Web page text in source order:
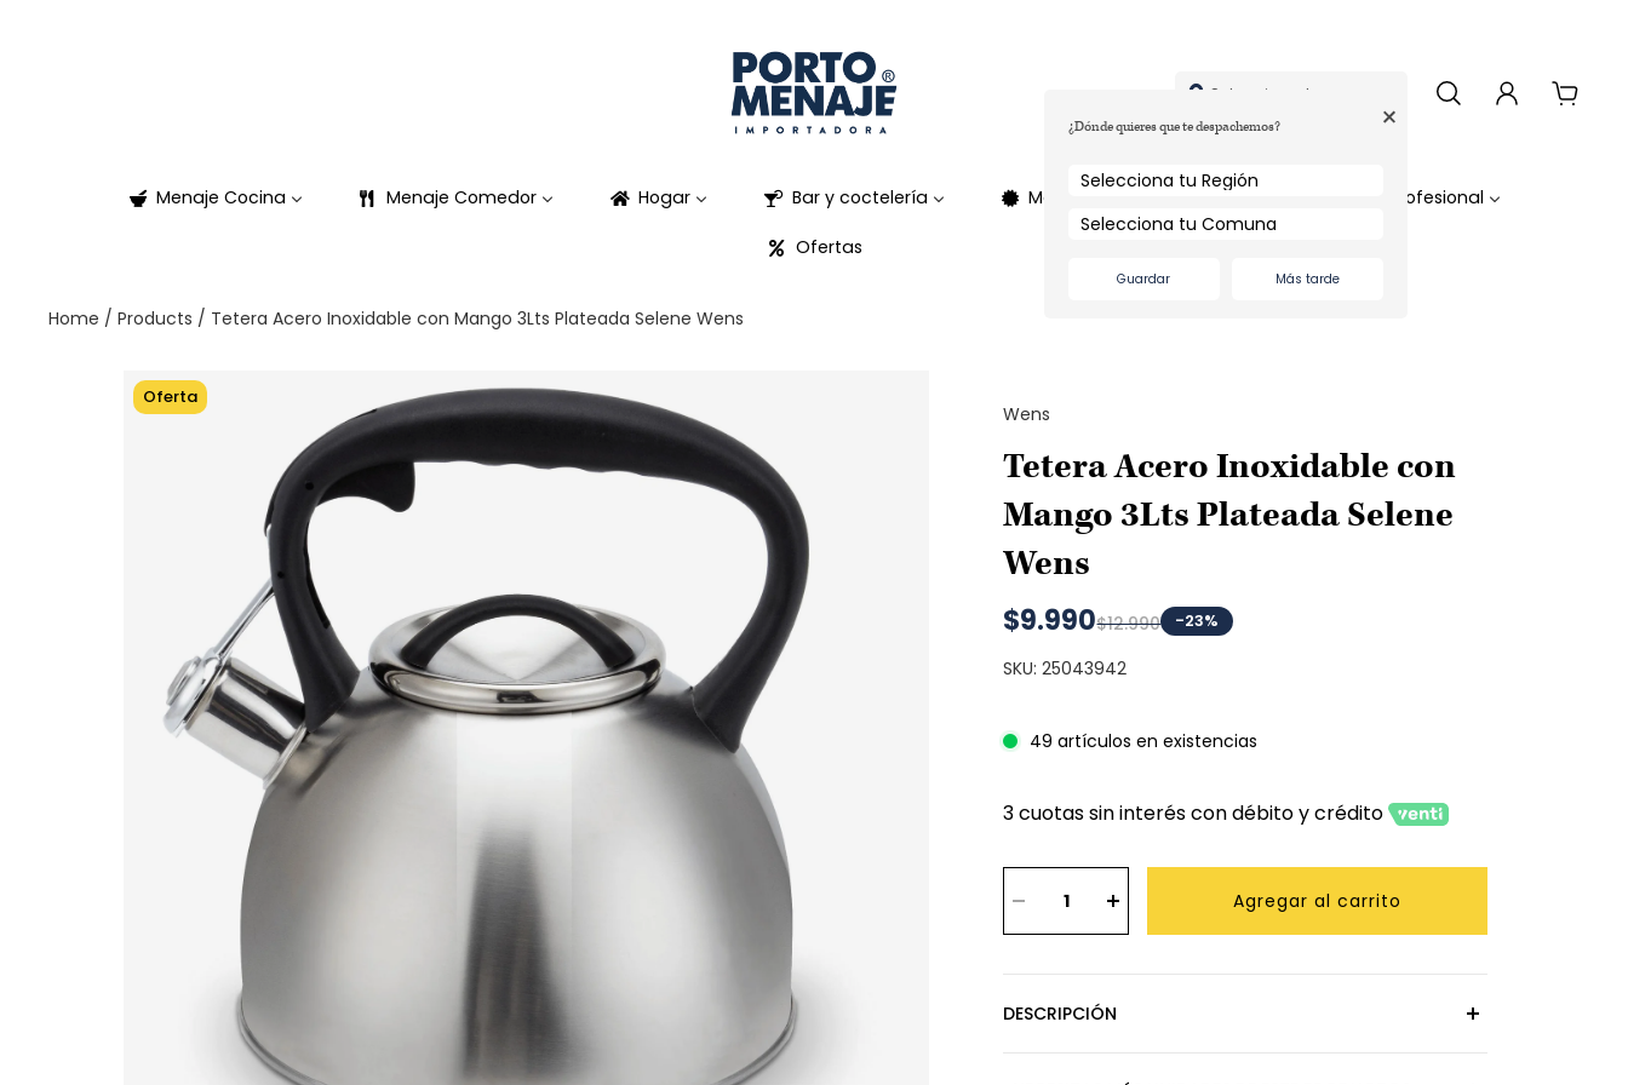
Menaje Cocina Menaje Comedor Hogar Bar y coctelería Marcas Ideas Regalo Profesional
Ofertas
Selecciona tu comuna
¿Dónde quieres que te despachemos? +
Guardar Más tarde
Home / Products / Tetera Acero Inoxidable con Mango 3Lts Plateada Selene Wens
Oferta
Wens
Tetera Acero Inoxidable con
Mango 3Lts Plateada Selene
Wens
$9.990$12.990 -23%
SKU: 25043942
49 artículos en existencias
3 cuotas sin interés con débito y crédito
Agregar al carrito
DESCRIPCIÓN